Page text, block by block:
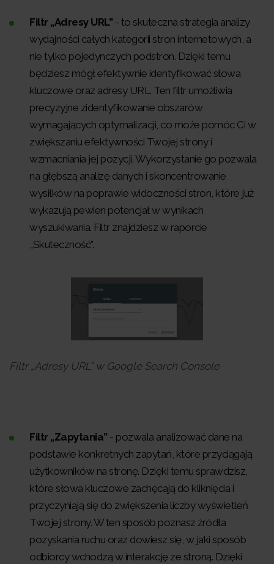
Filtr „Adresy URL” - to skuteczna strategia analizy
wydajności całych kategorii stron internetowych, a
nie tylko pojedynczych podstron. Dzięki temu
będziesz mógł efektywnie identyfikować słowa
kluczowe oraz adresy URL. Ten filtr umożliwia
precyzyjne zidentyfikowanie obszarów
wymagających optymalizacji, co może pomóc Ci w
zwiększaniu efektywności Twojej strony i
wzmacniania jej pozycji. Wykorzystanie go pozwala
na głębszą analizę danych i skoncentrowanie
wysiłków na poprawie widoczności stron, które już
wykazują pewien potencjał w wynikach
wyszukiwania. Filtr znajdziesz w raporcie
„Skuteczność”.
Filtr „Adresy URL” w Google Search Console
Filtr „Zapytania” - pozwala analizować dane na
podstawie konkretnych zapytań, które przyciągają
użytkowników na stronę. Dzięki temu sprawdzisz,
które słowa kluczowe zachęcają do kliknięcia i
przyczyniają się do zwiększenia liczby wyświetleń
Twojej strony. W ten sposób poznasz źródła
pozyskania ruchu oraz dowiesz się, w jaki sposób
odbiorcy wchodzą w interakcję ze stroną. Dzięki